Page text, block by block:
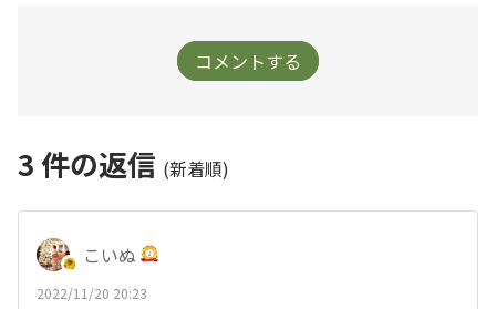
コメントする
3 件の返信 (新着順)
こいぬ
2022/11/20 20:23